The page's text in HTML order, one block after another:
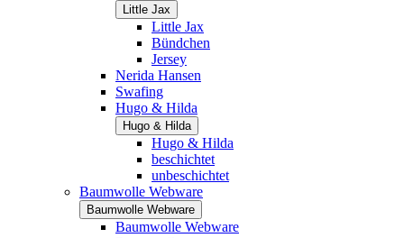
Little Jax
Little Jax
Bündchen
Jersey
Nerida Hansen
Swafing
Hugo & Hilda
Hugo & Hilda
Hugo & Hilda
beschichtet
unbeschichtet
Baumwolle Webware
Baumwolle Webware
Baumwolle Webware